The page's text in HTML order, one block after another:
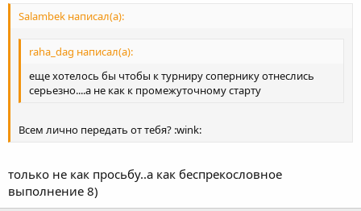
Salambek написал(а):
raha_dag написал(а):
еще хотелось бы чтобы к турниру сопернику отнеслись
серьезно....а не как к промежуточному старту
Всем лично передать от тебя? :wink:
только не как просьбу..а как беспрекословное
выполнение 8)